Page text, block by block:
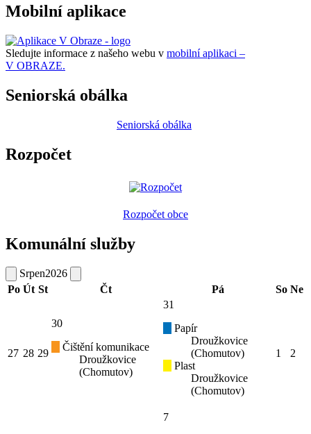
Mobilní aplikace
Sledujte informace z našeho webu v mobilní aplikaci –
V OBRAZE.
Seniorská obálka
Seniorská obálka
Rozpočet
Rozpočet obce
Komunální služby
Srpen2026
Po Út St Čt Pá So Ne
27 28 29
30
Čištění komunikace
Droužkovice
(Chomutov)
31
Papír
Droužkovice
(Chomutov)
Plast
Droužkovice
(Chomutov)
1 2
7